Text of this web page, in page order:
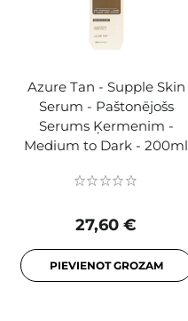
Azure Tan - Supple Skin
Serum - Paštonējošs
Serums Ķermenim -
Medium to Dark - 200ml
27,60 €
PIEVIENOT GROZAM